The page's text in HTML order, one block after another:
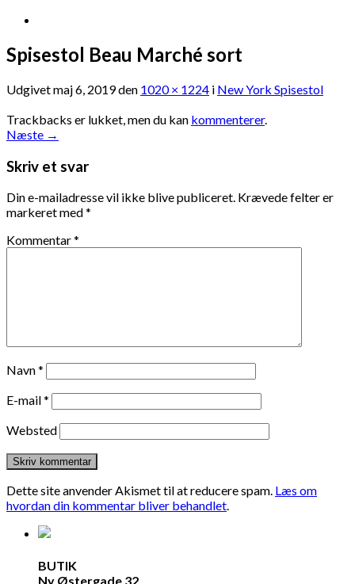
Spisestol Beau Marché sort
Udgivetmaj 6, 2019den 1020 × 1224 i New York Spisestol
Trackbacks er lukket, men du kan kommenterer.
Næste →
Skriv et svar
Din e-mailadresse vil ikke blive publiceret. Krævede felter er
markeret med*
Kommentar*
Navn*
E-mail*
Websted
Dette site anvender Akismet til at reducere spam. Læs om
hvordan din kommentar bliver behandlet.
BUTIK
Ny Østergade 32